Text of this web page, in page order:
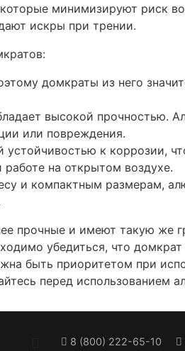
минимизируют риск
искры при трении.
домкраты из него
высокой прочностью.
или повреждения.
к коррозии,
на открытом воздухе.
и компактным размерам,
прочные и имеют такую же
убедиться, что домкрат
быть приоритетом при
перед использованием
8 (800) 222-65-10